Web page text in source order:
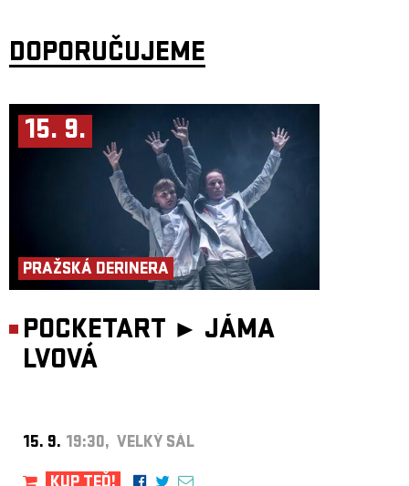
DOPORUČUJEME
15. 9.
PRAŽSKÁ DERINERA
POCKETART ► JÁMA
LVOVÁ
15. 9. 19:30, VELKÝ SÁL